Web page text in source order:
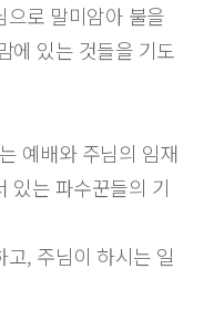
로 말미암아 불을
에 있는 것들을 기도
예배와 주님의 임재
있는 파수꾼들의 기
, 주님이 하시는 일